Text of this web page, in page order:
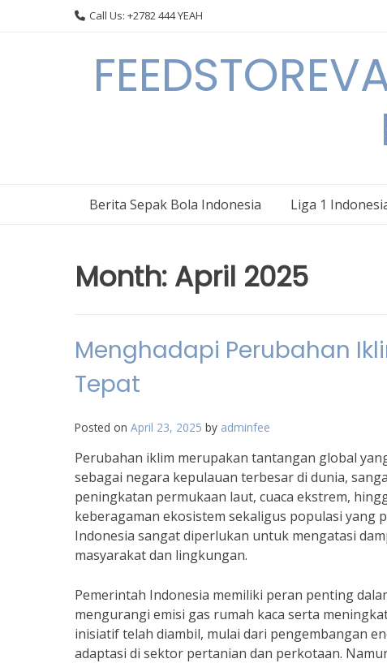
Call Us: +2782 444 YEAH
Berita Sepak Bola Indonesia Liga 1
Month: April 2025
Menghadapi Perubahan
Tepat
Posted on April 23, 2025 by adminfee
Perubahan iklim merupakan tantangan global
sebagai negara kepulauan terbesar di dunia,
peningkatan permukaan laut, cuaca ekstrem,
keberagaman ekosistem sekaligus populasi
Indonesia sangat diperlukan untuk mengatasi
masyarakat dan lingkungan.
Pemerintah Indonesia memiliki peran penting
mengurangi emisi gas rumah kaca serta
inisiatif telah diambil, mulai dari pengembangan
adaptasi di sektor pertanian dan perkotaan.